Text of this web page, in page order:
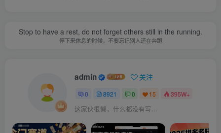
Stop to have a rest, do not forget others still in the running.
停下来休息的时候，不要忘记别人还在奔跑
admin 关注
0 8921 0 15 395W+
这家伙很懒，什么都没有写...